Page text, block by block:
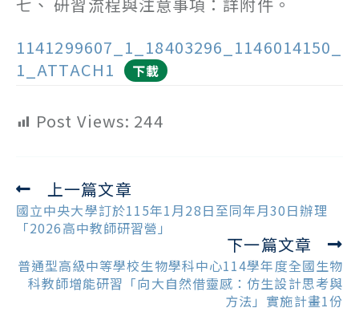
1141299607_1_18403296_1146014150_
1_ATTACH1
下載
Post Views: 244
Read
more
articles
上一篇文章
國立中央大學訂於115年1月28日至同年月30日辦理
「2026高中教師研習營」
下一篇文章
普通型高級中等學校生物學科中心114學年度全國生物
科教師增能研習「向大自然借靈感：仿生設計思考與
方法」實施計畫1份